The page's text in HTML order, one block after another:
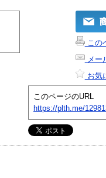
この
メー
お気
このページのURL
https://plth.me/